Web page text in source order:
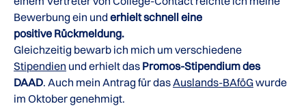
Bewerbung ein und erhielt schnell eine
positive Rückmeldung.
Gleichzeitig bewarb ich mich um verschiedene
Stipendien und erhielt das Promos-Stipendium des
DAAD. Auch mein Antrag für dasAuslands-BAföGwurde
im Oktober genehmigt.